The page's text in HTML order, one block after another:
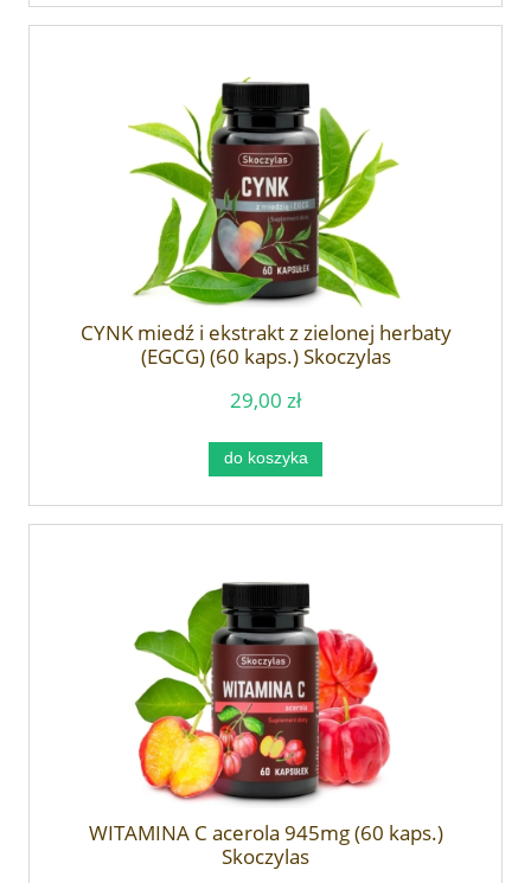
CYNK miedź i ekstrakt z zielonej herbaty
(EGCG) (60 kaps.) Skoczylas
29,00 zł
do koszyka
WITAMINA C acerola 945mg (60 kaps.)
Skoczylas